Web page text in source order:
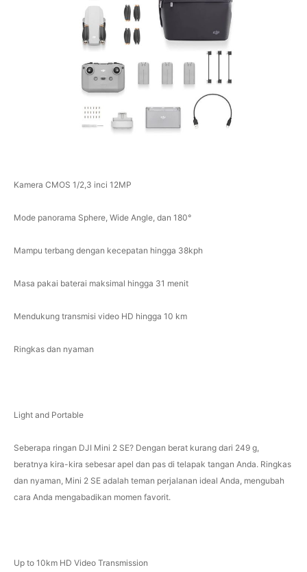
Kamera CMOS 1/2,3 inci 12MP
Mode panorama Sphere, Wide Angle, dan 180°
Mampu terbang dengan kecepatan hingga 38kph
Masa pakai baterai maksimal hingga 31 menit
Mendukung transmisi video HD hingga 10 km
Ringkas dan nyaman
Light and Portable
Seberapa ringan DJI Mini 2 SE? Dengan berat kurang dari 249 g,
beratnya kira-kira sebesar apel dan pas di telapak tangan Anda. Ringkas
dan nyaman, Mini 2 SE adalah teman perjalanan ideal Anda, mengubah
cara Anda mengabadikan momen favorit.
Up to 10km HD Video Transmission